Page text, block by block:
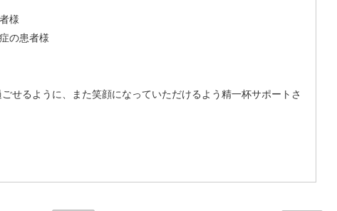
様
患者様
せるように、また笑顔になっていただけるよう精一杯サポートさ